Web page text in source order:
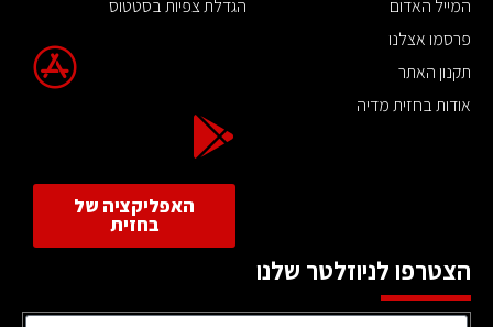
המייל האדום
פרסמו אצלנו
תקנון האתר
אודות בחזית מדיה
הגדלת צפיות בסטטוס
האפליקציה של
בחזית
הצטרפו לניוזלטר שלנו